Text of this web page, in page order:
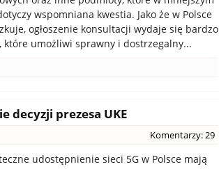
wspomniana kwestia. Jako że w Polsce
ogłoszenie konsultacji wydaje się bardzo
które umożliwi sprawny i dostrzegalny...
decyzji prezesa UKE
Komentarzy: 29
udostępnienie sieci 5G w Polsce mają